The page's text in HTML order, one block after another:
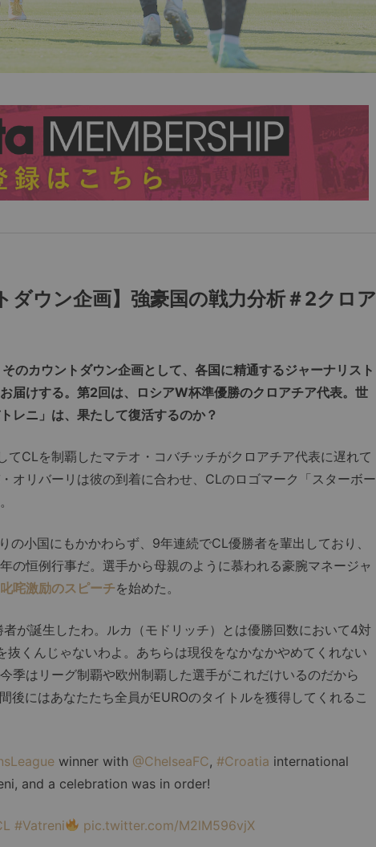
ダウン企画】強豪国の戦力分析＃2クロア
のカウントダウン企画として、各国に精通するジャーナリスト
届けする。第2回は、ロシアW杯準優勝のクロアチア代表。世
レニ」は、果たして復活するのか？
CLを制覇したマテオ・コバチッチがクロアチア代表に遅れて
オリバーリは彼の到着に合わせ、CLのロゴマーク「スターボー
小国にもかかわらず、9年連続でCL優勝者を輩出しており、
の恒例行事だ。選手から母親のように慕われる豪腕マネージャ
叱咤激励のスピーチを始めた。
が誕生したわ。ルカ（モドリッチ）とは優勝回数において4対
抜くんじゃないわよ。あちらは現役をなかなかやめてくれない
季はリーグ制覇や欧州制覇した選手がこれだけいるのだから
後にはあなたたち全員がEUROのタイトルを獲得してくれるこ
winner with @ChelseaFC,#Croatia international
and a celebration was in order!
#Vatreni pic.twitter.com/M2lM596vjX